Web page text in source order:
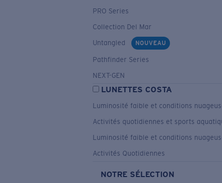
PRO Series
Collection Del Mar
Untangled
NOUVEAU
Pathfinder Series
NEXT-GEN
LUNETTES COSTA
Luminosité faible et conditions
Activités quotidiennes et sports
Luminosité faible et conditions
Activités Quotidiennes
NOTRE SÉLECTION